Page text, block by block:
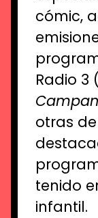
cómic,
Radio 3
otras
tenido
infantil.